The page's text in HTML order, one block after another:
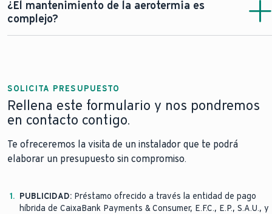
en verano.
para hacer funcionar el sistema no lo es. La directiva
europea sobre energía renovable la considera entre el
grupo de tecnologías que utilizan energías renovables.
vivienda y, al igual que la geotermia, el espacio
equivalente a un frigorífico en el interior. Como beneficio
adicional, evita duplicar sistemas. En lugar de una caldera,
¿El mantenimiento de la aerotermia es
complejo?
climatización en su hogar. El Servicio Técnico Oficial
adapta y personaliza su sistema de climatización a las
necesidades de su hogar y lo revisa periódicamente con
todas las garantías de eficiencia, calidad y seguridad
Vaillant. Su sistema mantendrá el ahorro, la eficiencia y
el máximo rendimiento, además de cumplir con la
SOLICITA PRESUPUESTO
Rellena este formulario y nos pondremos
en contacto contigo.
Te ofreceremos la visita de un instalador que te podrá
elaborar un presupuesto sin compromiso.
1. PUBLICIDAD: Préstamo ofrecido a través la entidad de pago
híbrida de CaixaBank Payments & Consumer, E.F.C., E.P., S.A.U., y